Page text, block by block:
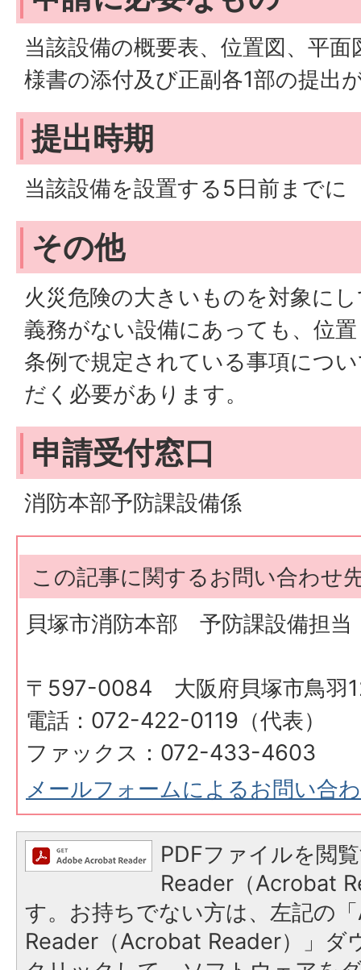
当該設備の概要表、位置図、平
様書の添付及び正副各1部の提出
提出時期
当該設備を設置する5日前までに
その他
火災危険の大きいものを対象に
義務がない設備にあっても、位
条例で規定されている事項につ
だく必要があります。
申請受付窓口
消防本部予防課設備係
この記事に関するお問い合わせ
貝塚市消防本部 予防課設備担当
〒597-0084 大阪府貝塚市鳥羽
電話：072-422-0119（代表）
ファックス：072-433-4603
メールフォームによるお問い合
PDFファイルを閲
Reader（Acrobat
す。お持ちでない方は、左記の
Reader（Acrobat Reader）」ダ